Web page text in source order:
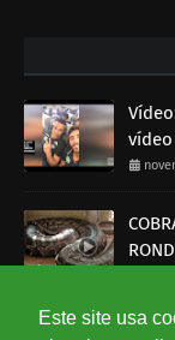
Este site usa